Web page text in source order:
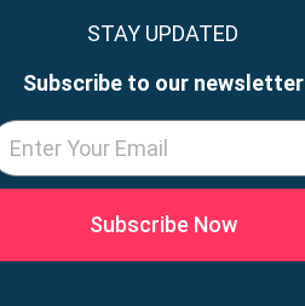
STAY UPDATED
Subscribe to our newsletter
Subscribe Now